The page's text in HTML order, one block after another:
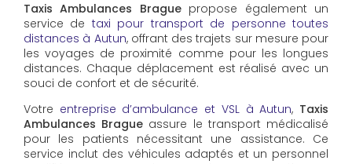
Taxis Ambulances Braguepropose également un
service de taxi pour transport de personne toutes
distances à Autun, offrant des trajets sur mesure pour
les voyages de proximité comme pour les longues
distances. Chaque déplacement est réalisé avec un
souci de confort et de sécurité.
Votre entreprise d’ambulance et VSL à Autun, Taxis
Ambulances Brague assure le transport médicalisé
pour les patients nécessitant une assistance. Ce
service inclut des véhicules adaptés et un personnel